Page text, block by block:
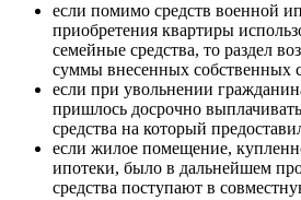
если помимо средств военной
приобретения квартиры
семейные средства, то раздел
суммы внесенных собственных
если при увольнении
пришлось досрочно
средства на который
если жилое помещение,
ипотеки, было в дальнейшем
средства поступают в